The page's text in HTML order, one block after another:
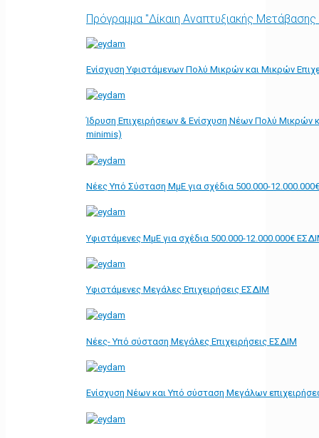
Πρόγραμμα "Δίκαιη Αναπτυξιακής
Ενίσχυση Υφιστάμενων Πολύ Μικρών και Μικρών
Ίδρυση Επιχειρήσεων & Ενίσχυση Νέων Πολύ Μικρών
minimis)
Νέες Υπό Σύσταση ΜμΕ για σχέδια 500.000-
Υφιστάμενες ΜμΕ για σχέδια 500.000-12.000.000€
Υφιστάμενες Μεγάλες Επιχειρήσεις ΕΣΔΙΜ
Νέες- Υπό σύσταση Μεγάλες Επιχειρήσεις ΕΣΔΙΜ
Ενίσχυση Νέων και Υπό σύσταση Μεγάλων